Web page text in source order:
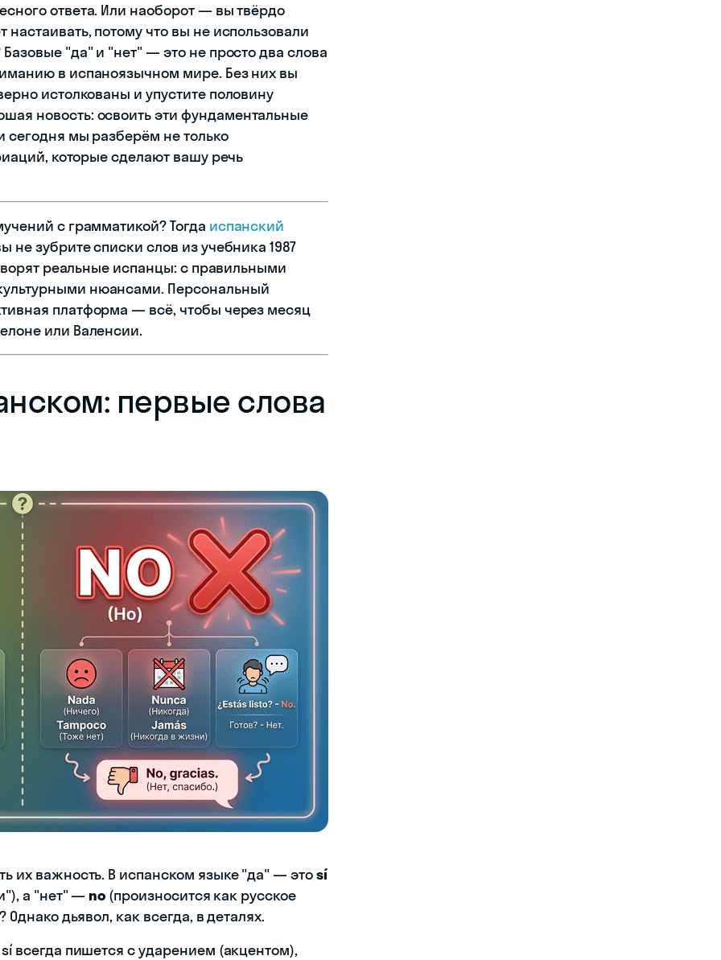
ответа. Или наоборот — вы твёрдо
потому что вы не использовали
"да" и "нет" — это не просто два слова
в испаноязычном мире. Без них вы
истолкованы и упустите половину
новость: освоить эти фундаментальные
мы разберём не только
которые сделают вашу речь
с грамматикой? Тогда испанский
зубрите списки слов из учебника 1987
реальные испанцы: с правильными
нюансами. Персональный
платформа — всё, чтобы через месяц
или Валенсии.
первые слова
их важность. В испанском языке "да" — этоsí
а "нет" —no (произносится как русское
дьявол, как всегда, в деталях.
всегда пишется с ударением (акцентом),